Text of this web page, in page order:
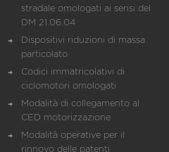
stradale omologati ai sensi del
DM 21.06.04
Dispositivi riduzioni di massa
particolato
Codici immatricolativi di
ciclomotori omologati
Modalità di collegamento al
CED motorizzazione
Modalità operative per il
rinnovo delle patenti